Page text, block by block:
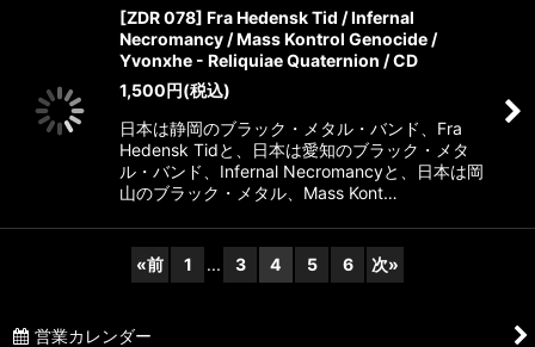
[ZDR 078] Fra Hedensk Tid / Infernal
Necromancy / Mass Kontrol Genocide /
Yvonxhe - Reliquiae Quaternion / CD
1,500円(税込)
日本は静岡のブラック・メタル・バンド、Fra
Hedensk Tidと、日本は愛知のブラック・メタ
ル・バンド、Infernal Necromancyと、日本は岡
山のブラック・メタル、Mass Kont…
«前 1 ... 3 4 5 6 次»
営業カレンダー